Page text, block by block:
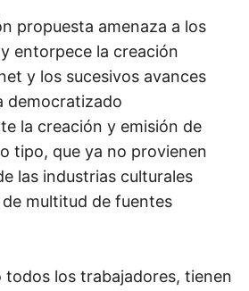
propuesta amenaza a los
entorpece la creación
y los sucesivos avances
democratizado
la creación y emisión de
tipo, que ya no provienen
las industrias culturales
multitud de fuentes
todos los trabajadores, tienen